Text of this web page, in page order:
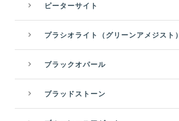
ピーターサイト
プラシオライト（グリーンアメジスト）
ブラックオパール
ブラッドストーン